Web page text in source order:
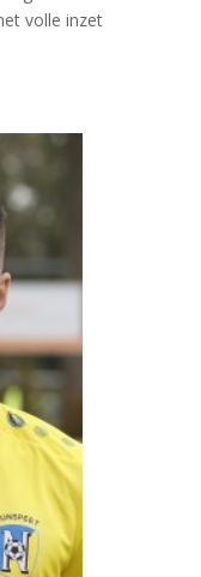
volle inzet